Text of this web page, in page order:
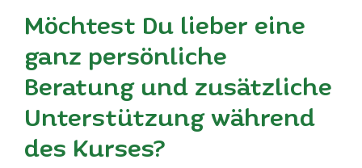
Möchtest Du lieber eine
ganz persönliche
Beratung und zusätzliche
Unterstützung während
des Kurses?